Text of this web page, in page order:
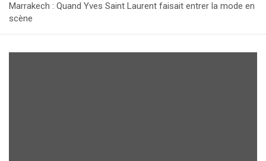
Marrakech : Quand Yves Saint Laurent faisait entrer la mode en
scène